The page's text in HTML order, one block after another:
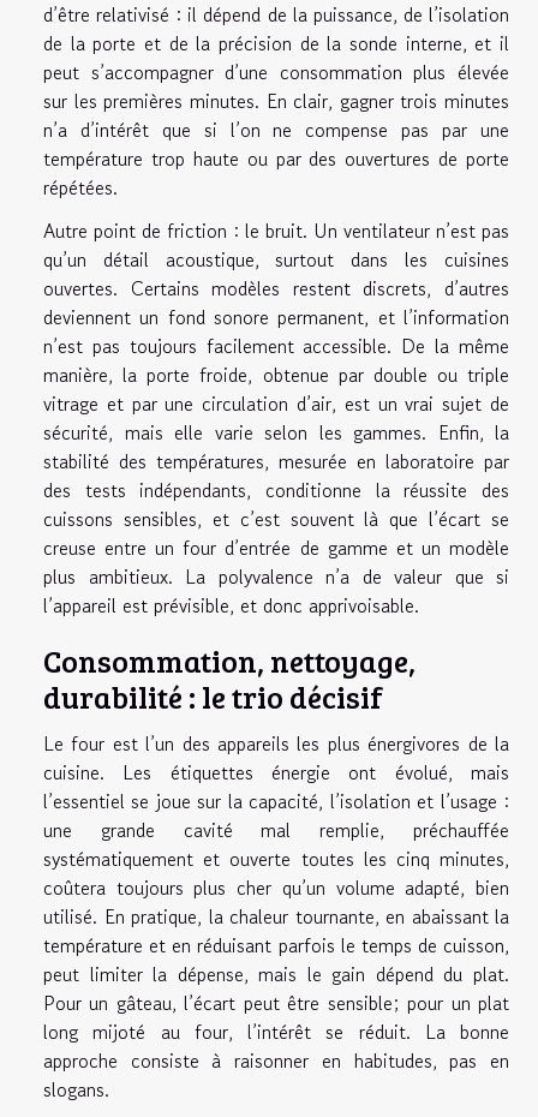
d’être relativisé : il dépend de la puissance, de l’isolation
de la porte et de la précision de la sonde interne, et il
peut s’accompagner d’une consommation plus élevée
sur les premières minutes. En clair, gagner trois minutes
n’a d’intérêt que si l’on ne compense pas par une
température trop haute ou par des ouvertures de porte
répétées.
Autre point de friction : le bruit. Un ventilateur n’est pas
qu’un détail acoustique, surtout dans les cuisines
ouvertes. Certains modèles restent discrets, d’autres
deviennent un fond sonore permanent, et l’information
n’est pas toujours facilement accessible. De la même
manière, la porte froide, obtenue par double ou triple
vitrage et par une circulation d’air, est un vrai sujet de
sécurité, mais elle varie selon les gammes. Enfin, la
stabilité des températures, mesurée en laboratoire par
des tests indépendants, conditionne la réussite des
cuissons sensibles, et c’est souvent là que l’écart se
creuse entre un four d’entrée de gamme et un modèle
plus ambitieux. La polyvalence n’a de valeur que si
l’appareil est prévisible, et donc apprivoisable.
Consommation, nettoyage,
durabilité : le trio décisif
Le four est l’un des appareils les plus énergivores de la
cuisine. Les étiquettes énergie ont évolué, mais
l’essentiel se joue sur la capacité, l’isolation et l’usage :
une grande cavité mal remplie, préchauffée
systématiquement et ouverte toutes les cinq minutes,
coûtera toujours plus cher qu’un volume adapté, bien
utilisé. En pratique, la chaleur tournante, en abaissant la
température et en réduisant parfois le temps de cuisson,
peut limiter la dépense, mais le gain dépend du plat.
Pour un gâteau, l’écart peut être sensible; pour un plat
long mijoté au four, l’intérêt se réduit. La bonne
approche consiste à raisonner en habitudes, pas en
slogans.